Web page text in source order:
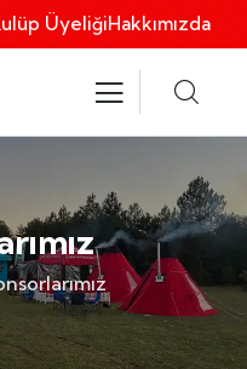
ÜyeliğiHakkımızda